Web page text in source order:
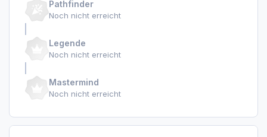
Pathfinder
Noch nicht erreicht
Legende
Noch nicht erreicht
Mastermind
Noch nicht erreicht